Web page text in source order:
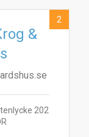
&
202
2